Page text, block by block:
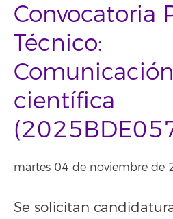
Convocatoria
Técnico:
Comunicación
científica
martes 04 de noviembre de
Se solicitan